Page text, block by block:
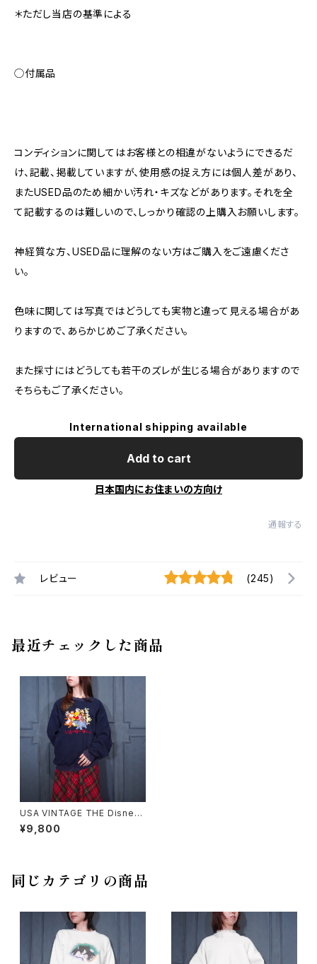
＊ただし当店の基準による
◯付属品
コンディションに関してはお客様との相違がないようにできるだ
け、記載、掲載していますが、使用感の捉え方には個人差があり、
またUSED品のため細かい汚れ・キズなどがあります。それを全
て記載するのは難しいので、しっかり確認の上購入お願いします。
神経質な方、USED品に理解のない方はご購入をご遠慮くださ
い。
色味に関しては写真ではどうしても実物と違って見える場合があ
りますので、あらかじめご了承ください。
また採寸にはどうしても若干のズレが生じる場合がありますので
そちらもご了承ください。
International shipping available
Add to cart
日本国内にお住まいの方向け
通報する
レビュー (245)
最近チェックした商品
USA VINTAGE THE Disney
STORE CHARACTER EMBR
OIDERY DESIGN PILE SWEA
¥9,800
同じカテゴリの商品